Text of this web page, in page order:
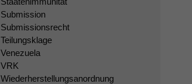
Submission
Submissionsrecht
Teilungsklage
Venezuela
VRK
Wiederherstellungsanordnung